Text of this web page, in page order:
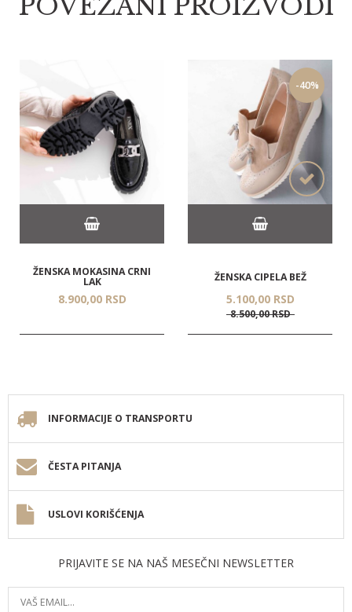
ŽENSKA MOKASINA CRNI
LAK
8.900,00 RSD
-40%
ŽENSKA CIPELA BEŽ
5.100,00 RSD
8.500,00RSD
INFORMACIJE O TRANSPORTU
ČESTA PITANJA
USLOVI KORIŠĆENJA
PRIJAVITE SE NA NAŠ MESEČNI NEWSLETTER